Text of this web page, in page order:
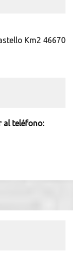
Km2 46670
al teléfono: